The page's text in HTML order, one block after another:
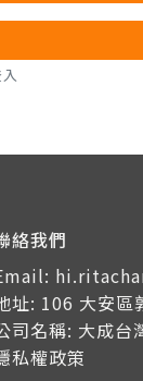
絡我們
址: 106 大安區
司名稱: 大成台
私權政策